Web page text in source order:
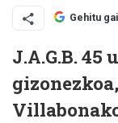
Gehitu
J.A.G.B. 45